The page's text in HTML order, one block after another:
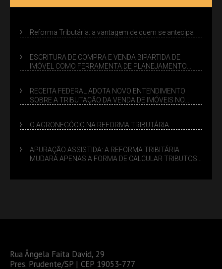
Reforma Tributária: a vantagem de quem se antecipa
ESCRITURA DE COMPRA E VENDA BIPARTIDA DE
IMÓVEL COMO FERRAMENTA DE PLANEJAMENTO
RECEITA FEDERAL ADOTA NOVO ENTENDIMENTO
SOBRE A TRIBUTAÇÃO DA VENDA DE IMÓVEIS NO
O AGRONEGÓCIO NA REFORMA TRIBUTÁRIA
APURAÇÃO ASSISTIDA: A REFORMA TRIBITÁRIA
MUDARÁ APENAS A FORMA DE CALCULAR TRIBUTOS
Rua Ângela Faita David, 29
Pres. Prudente/SP | CEP 19053-777